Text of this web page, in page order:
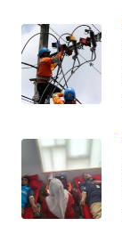
WN DELI
SERDANG
TINGGI
WN
PAKPAK